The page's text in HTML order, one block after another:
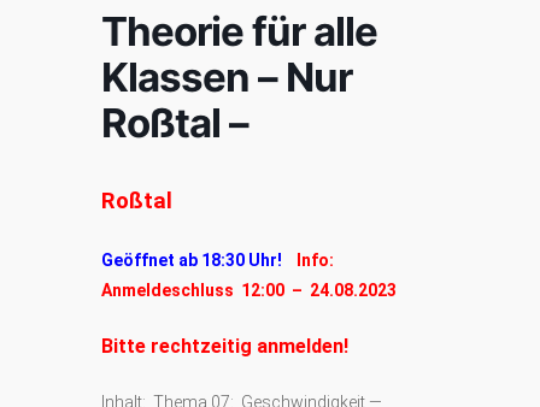
Theorie für alle
Klassen – Nur
Roßtal –
Roßtal
Geöffnet ab 18:30 Uhr!
Info:
Anmeldeschluss 12:00 – 24.08.2023
Bitte rechtzeitig anmelden!
Inhalt: Thema 07: Geschwindigkeit —